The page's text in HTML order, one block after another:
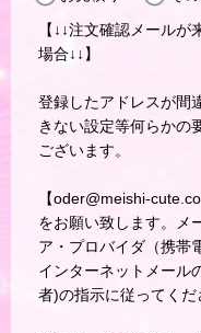
【↓↓注文確認メール
場合↓↓】
登録したアドレスが間
きない設定等何らかの
ございます。
【oder@meishi-
をお願い致します。メ
ア・プロバイダ（携帯
インターネットメール
者)の指示に従ってくだ